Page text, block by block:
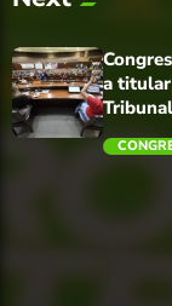
a